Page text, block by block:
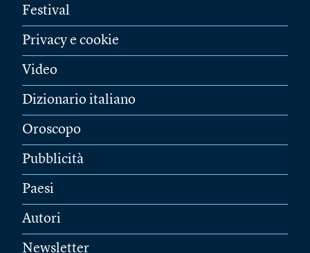
Festival
Privacy e cookie
Video
Dizionario italiano
Oroscopo
Pubblicità
Paesi
Autori
Newsletter